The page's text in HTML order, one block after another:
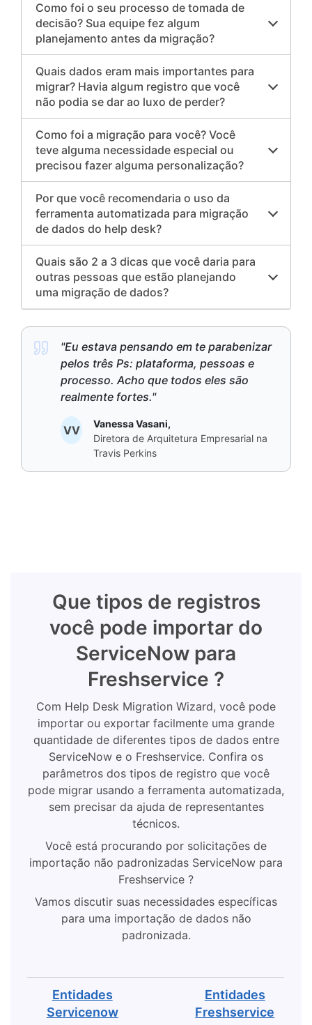
Como foi o seu processo de tomada de
decisão? Sua equipe fez algum
planejamento antes da migração?
Quais dados eram mais importantes para
migrar? Havia algum registro que você
não podia se dar ao luxo de perder?
Como foi a migração para você? Você
teve alguma necessidade especial ou
precisou fazer alguma personalização?
Por que você recomendaria o uso da
ferramenta automatizada para migração
de dados do help desk?
Quais são 2 a 3 dicas que você daria para
outras pessoas que estão planejando
uma migração de dados?
"Eu estava pensando em te parabenizar
pelos três Ps: plataforma, pessoas e
processo. Acho que todos eles são
realmente fortes."
VV
Vanessa Vasani,
Diretora de Arquitetura Empresarial na
Travis Perkins
Que tipos de registros
você pode importar do
ServiceNow para
Freshservice ?
Com Help Desk Migration Wizard, você pode
importar ou exportar facilmente uma grande
quantidade de diferentes tipos de dados entre
ServiceNow e o Freshservice. Confira os
parâmetros dos tipos de registro que você
pode migrar usando a ferramenta automatizada,
sem precisar da ajuda de representantes
técnicos.
Você está procurando por solicitações de
importação não padronizadas ServiceNow para
Freshservice ?
Vamos discutir suas necessidades específicas
para uma importação de dados não
padronizada.
Entidades
Servicenow
Entidades
Freshservice